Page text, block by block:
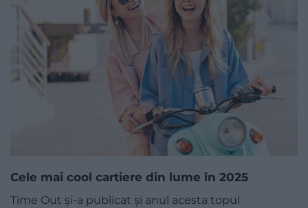
Cele mai cool cartiere din lume în 2025
Time Out și-a publicat și anul acesta topul